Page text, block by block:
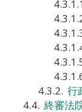
行
終審法